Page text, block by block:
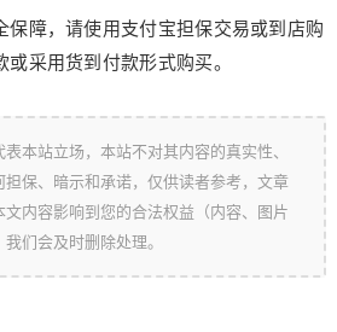
保障，请使用支付宝担保交易或到店购
采用货到付款形式购买。
本站立场，本站不对其内容的真实性、
保、暗示和承诺，仅供读者参考，文章
内容影响到您的合法权益（内容、图片
们会及时删除处理。